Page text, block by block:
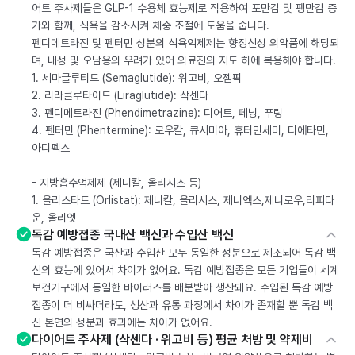
어트 주사제들은 GLP-1 수용체 효능제로 작용하여 포만감 및 팽만감 증
가와 함께, 식욕을 감소시켜 체중 조절에 도움을 줍니다.
펜디메트라진 및 펜터민 성분의 식욕억제제는 향정신성 의약품에 해당되
며, 내성 및 오남용의 우려가 있어 의료진의 지도 하에 복용해야 합니다.
1. 세마글루티드 (Semaglutide): 위고비, 오젬픽
2. 리라클루타이드 (Liraglutide): 삭센다
3. 펜디메트라진 (Phendimetrazine): 디어트, 페닝, 푸링
4. 펜터민 (Phentermine): 로우칼, 큐시미아, 휴터민세미, 디에타민,
아디펙스
- 지방흡수억제제 (제니칼, 올리시스 등)
1. 올리스타트 (Orlistat): 제니칼, 올리시스, 제니엑스,제니로우,리피다
운, 올리엣
독감 예방접종 국내산 백신과 수입산 백신
독감 예방접종은 국산과 수입산 모두 동일한 성분으로 제조되어 독감 백
신의 효능에 있어서 차이가 없어요. 독감 예방접종은 모든 기업들이 세계
보건기구에서 동일한 바이러스를 배분받아 생산돼요. 수입된 독감 예방
접종이 더 비싸더라도, 생산과 유통 과정에서 차이가 존재할 뿐 독감 백
신 본연의 성분과 효과에는 차이가 없어요.
다이어트 주사제 (삭센다 · 위고비 등) 평균 처방 및 약제비